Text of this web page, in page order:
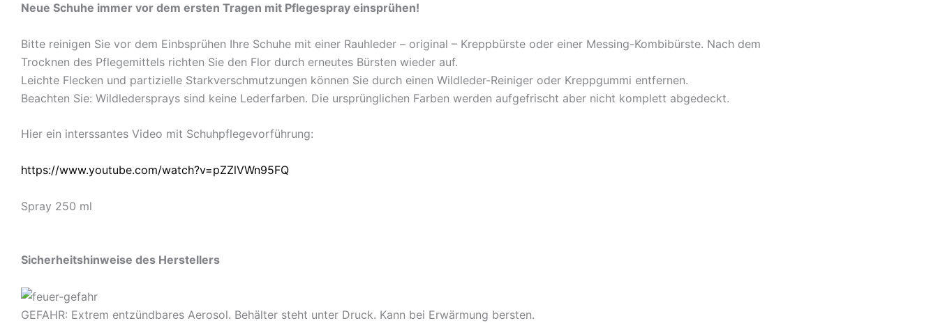
Neue Schuhe immer vor dem ersten Tragen mit Pflegespray einsprühen!
Bitte reinigen Sie vor dem Einbsprühen Ihre Schuhe mit einer Rauhleder – original – Kreppbürste oder einer Messing-Kombibürste. Nach dem
Trocknen des Pflegemittels richten Sie den Flor durch erneutes Bürsten wieder auf.
Leichte Flecken und partizielle Starkverschmutzungen können Sie durch einen Wildleder-Reiniger oder Kreppgummi entfernen.
Beachten Sie: Wildledersprays sind keine Lederfarben. Die ursprünglichen Farben werden aufgefrischt aber nicht komplett abgedeckt.
Hier ein interssantes Video mit Schuhpflegevorführung:
https://www.youtube.com/watch?v=pZZlVWn95FQ
Spray 250 ml
Sicherheitshinweise des Herstellers
GEFAHR: Extrem entzündbares Aerosol. Behälter steht unter Druck. Kann bei Erwärmung bersten.